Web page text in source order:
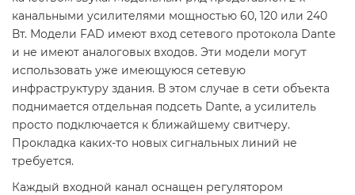
канальными усилителями мощностью 60, 120 или 240
Вт. Модели FAD имеют вход сетевого протокола Dante
и не имеют аналоговых входов. Эти модели могут
использовать уже имеющуюся сетевую
инфраструктуру здания. В этом случае в сети объекта
поднимается отдельная подсеть Dante, а усилитель
просто подключается к ближайшему свитчеру.
Прокладка каких-то новых сигнальных линий не
требуется.
Каждый входной канал оснащен регулятором